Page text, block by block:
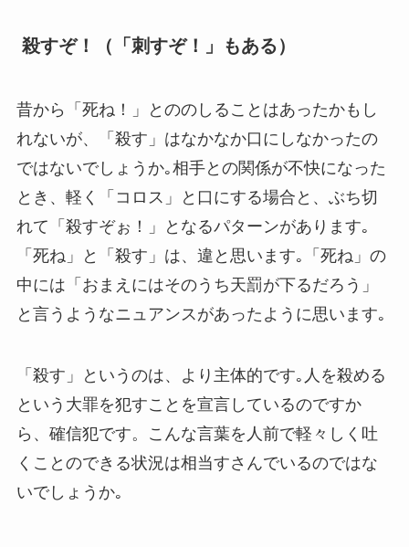
殺すぞ！（「刺すぞ！」もある）
昔から「死ね！」とののしることはあったかもし
れないが、「殺す」はなかなか口にしなかったの
ではないでしょうか｡相手との関係が不快になった
とき、軽く「コロス」と口にする場合と、ぶち切
れて「殺すぞぉ！」となるパターンがあります｡
「死ね」と「殺す」は、違と思います｡「死ね」の
中には「おまえにはそのうち天罰が下るだろう」
と言うようなニュアンスがあったように思います｡
「殺す」というのは、より主体的です｡人を殺める
という大罪を犯すことを宣言しているのですか
ら、確信犯です。こんな言葉を人前で軽々しく吐
くことのできる状況は相当すさんでいるのではな
いでしょうか｡